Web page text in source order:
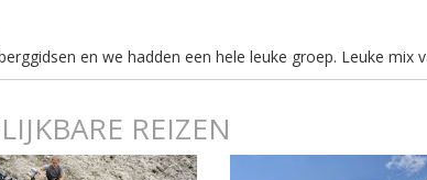
en we hadden een hele leuke groep. Leuke mix
REIZEN